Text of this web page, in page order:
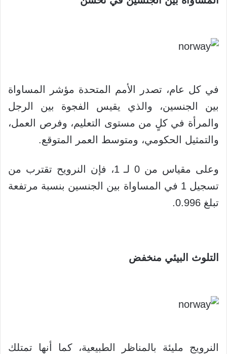
في كل عام، تصدر الأمم المتحدة مؤشر المساواة
بين الجنسين، والذي يقيس الفجوة بين الرجل
والمرأة في كلٍ من مستوى التعليم، وفرص العمل،
والتمثيل الحكومي، ومتوسط العمر المتوقع.
وعلى مقياس من 0 لـ 1، فإن النرويح تقترب من
تسجيل 1 في المساواة بين الجنسين بنسبة مرتفعة
تبلغ 0.996.
التلوث البيئي منخفض
النرويج مليئة بالمناظر الطبيعية، كما أنها تمتلك